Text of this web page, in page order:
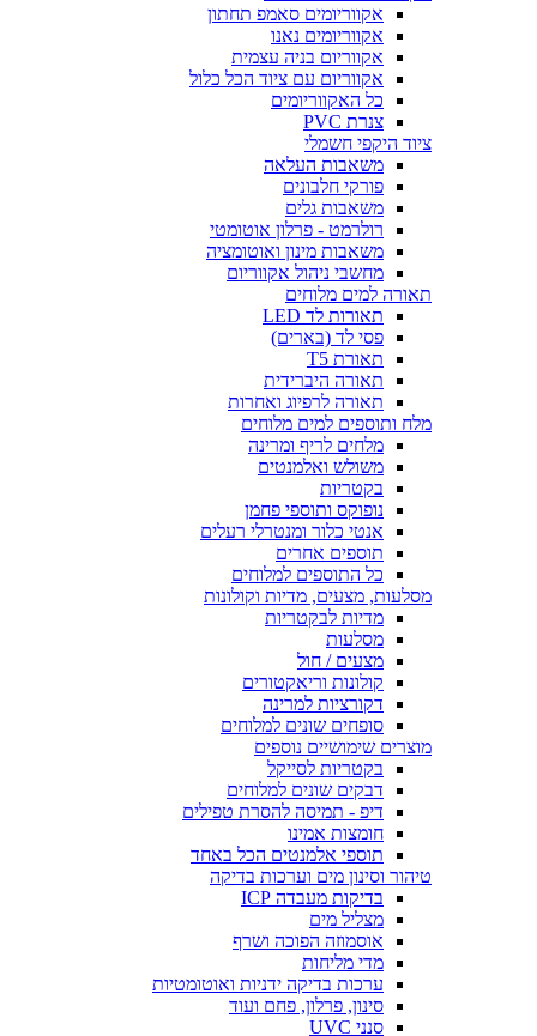
אקווריומים סאמפ תחתון
אקווריומים נאנו
אקווריום בניה עצמית
אקווריום עם ציוד הכל כלול
כל האקווריומים
צנרת PVC
ציוד היקפי חשמלי
משאבות העלאה
פורקי חלבונים
משאבות גלים
רולרמט - פרלון אוטומטי
משאבות מינון ואוטומציה
מחשבי ניהול אקווריום
תאורה למים מלוחים
תאורות לד LED
פסי לד (בארים)
תאורת T5
תאורה היברידית
תאורה לרפיוג ואחרות
מלח ותוספים למים מלוחים
מלחים לריף ומרינה
משולש ואלמנטים
בקטריות
נופוקס ותוספי פחמן
אנטי כלור ומנטרלי רעלים
תוספים אחרים
כל התוספים למלוחים
מסלעות, מצעים, מדיות וקולונות
מדיות לבקטריות
מסלעות
מצעים / חול
קולונות וריאקטורים
דקורציות למרינה
סופחים שונים למלוחים
מוצרים שימושיים נוספים
בקטריות לסייקל
דבקים שונים למלוחים
דיפ - תמיסה להסרת טפילים
חומצות אמינו
תוספי אלמנטים הכל באחד
טיהור וסינון מים וערכות בדיקה
בדיקות מעבדה ICP
מצליל מים
אוסמוזה הפוכה ושרף
מדי מליחות
ערכות בדיקה ידניות ואוטומטיות
סינון, פרלון, פחם ועוד
סנני UVC